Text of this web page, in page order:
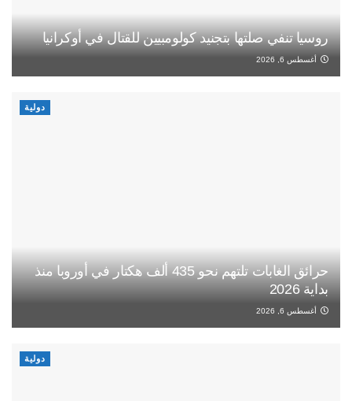
روسيا تنفي صلتها بتجنيد كولومبيين للقتال في أوكرانيا
أغسطس 6, 2026
دولية
حرائق الغابات تلتهم نحو 435 ألف هكتار في أوروبا منذ
بداية 2026
أغسطس 6, 2026
دولية